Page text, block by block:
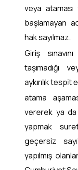
veya ataması
başlamayan
hak sayılmaz.
Giriş
taşımadığı
aykırılık
atama
vererek ya da
yapmak
geçersiz
yapılmış